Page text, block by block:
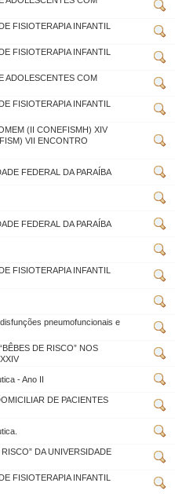
FISIOTERAPIA INFANTIL
FISIOTERAPIA INFANTIL
ADOLESCENTES COM
FISIOTERAPIA INFANTIL
(II CONEFISMH) XIV
VII ENCONTRO
FEDERAL DA PARAÍBA
FEDERAL DA PARAÍBA
FISIOTERAPIA INFANTIL
pneumofuncionais e
DE RISCO” NOS
- Ano II
DE PACIENTES
DA UNIVERSIDADE
FISIOTERAPIA INFANTIL